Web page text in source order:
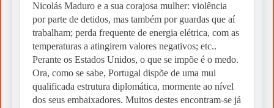
Nicolás Maduro e a sua corajosa mulher: violência
por parte de detidos, mas também por guardas que aí
trabalham; perda frequente de energia elétrica, com as
temperaturas a atingirem valores negativos; etc..
Perante os Estados Unidos, o que se impõe é o medo.
Ora, como se sabe, Portugal dispõe de uma mui
qualificada estrutura diplomática, mormente ao nível
dos seus embaixadores. Muitos destes encontram-se já